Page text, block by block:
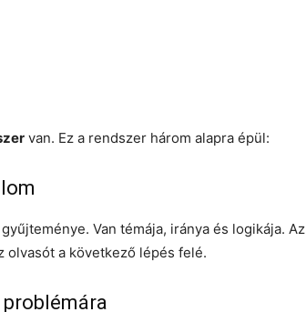
van. Ez a rendszer három alapra épül:
Van témája, iránya és logikája. Az
olvasót a következő lépés felé.